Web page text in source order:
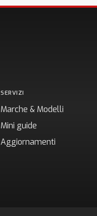
SERVIZI
Marche & Modelli
Mini guide
Aggiornamenti